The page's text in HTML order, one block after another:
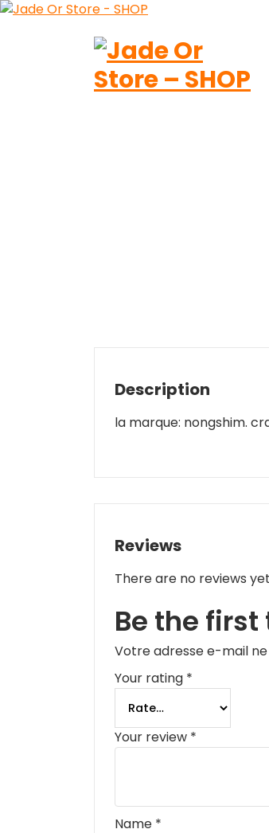
Aller
Description
la marque: nongshim.
Reviews
There are no reviews
Be the
Votre adresse e-mail
Your rating *
Your review *
Name *